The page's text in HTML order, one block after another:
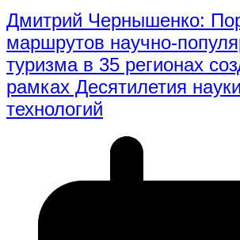
Дмитрий Чернышенко:
маршрутов научно-
туризма в 35 регионах
рамках Десятилетия
технологий